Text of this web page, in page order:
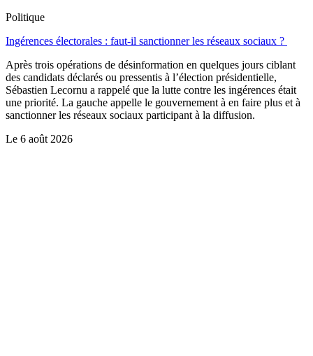
Politique
Ingérences électorales : faut-il sanctionner les réseaux sociaux ?
Après trois opérations de désinformation en quelques jours ciblant
des candidats déclarés ou pressentis à l’élection présidentielle,
Sébastien Lecornu a rappelé que la lutte contre les ingérences était
une priorité. La gauche appelle le gouvernement à en faire plus et à
sanctionner les réseaux sociaux participant à la diffusion.
Le 6 août 2026